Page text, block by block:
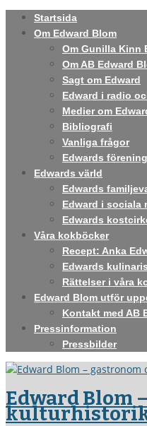
Startsida
Om Edward Blom
Om Gunilla Kinn
Om AB Edward
Sagt om Edward
Edward i radio
Medier om
Bibliografi
Vanliga frågor
Edwards
Edwards värld
Edwards
Edward i sociala
Edwards
Våra kokböcker
Recept: Anka
Edwards
Rättelser i våra
Edward Blom utför
Kontakt med AB
Pressinformation
Pressbilder
Edward Blom